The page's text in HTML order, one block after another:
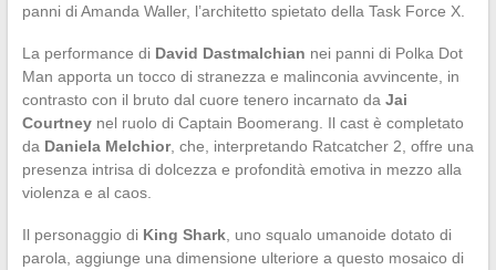
panni di Amanda Waller, l’architetto spietato della Task Force X.
La performance di David Dastmalchian nei panni di Polka Dot
Man apporta un tocco di stranezza e malinconia avvincente, in
contrasto con il bruto dal cuore tenero incarnato da Jai
Courtneynel ruolo di Captain Boomerang. Il cast è completato
da Daniela Melchior, che, interpretando Ratcatcher 2, offre una
presenza intrisa di dolcezza e profondità emotiva in mezzo alla
violenza e al caos.
Il personaggio di King Shark, uno squalo umanoide dotato di
parola, aggiunge una dimensione ulteriore a questo mosaico di